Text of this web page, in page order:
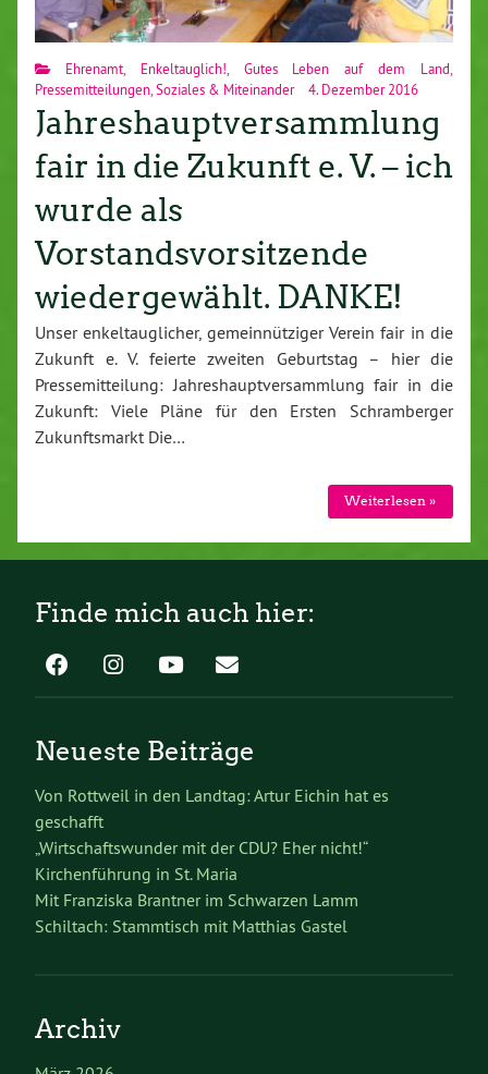
Ehrenamt, Enkeltauglich!, Gutes Leben auf dem Land,
Pressemitteilungen,Soziales & Miteinander 4. Dezember 2016
Jahreshauptversammlung
fair in die Zukunft e. V. – ich
wurde als
Vorstandsvorsitzende
wiedergewählt. DANKE!
Unser enkeltauglicher, gemeinnütziger Verein fair in die
Zukunft e. V. feierte zweiten Geburtstag – hier die
Pressemitteilung: Jahreshauptversammlung fair in die
Zukunft: Viele Pläne für den Ersten Schramberger
Zukunftsmarkt Die…
Weiterlesen »
Finde mich auch hier:
Neueste Beiträge
Von Rottweil in den Landtag: Artur Eichin hat es
geschafft
„Wirtschaftswunder mit der CDU? Eher nicht!“
Kirchenführung in St. Maria
Mit Franziska Brantner im Schwarzen Lamm
Schiltach: Stammtisch mit Matthias Gastel
Archiv